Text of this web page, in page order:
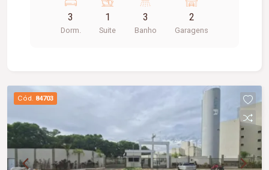
Lavanderia independente; Depósito; Área
gourmet com churrasqueira revestida em
porcelanato; 03 vagas de garagem; Diferenciais:
123 cm; Rodapé embutido de 15 cm; Esquadrias
em alumínio; Forro de madeira nas sacadas;
Nichos nos banheiros com iluminação em LED;
Cubas esculpidas; Espelhos instalados nos
banheiros; Cubas Morgana e torneiras gourmet;
Portas internas brancas; Portas automatizadas
3
Dorm.
1
Suite
3
Banho
2
Garagens
Cód. 84703